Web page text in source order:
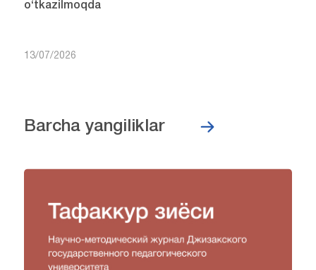
o‘tkazilmoqda
13/07/2026
Barcha yangiliklar